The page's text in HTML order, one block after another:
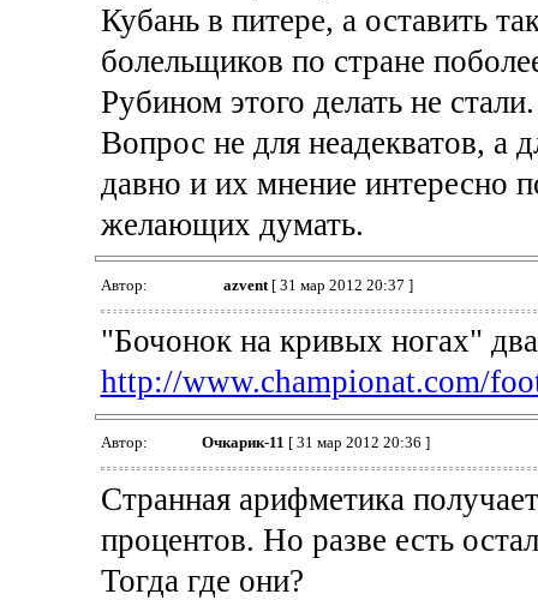
Кубань в питере, а оставить
болельщиков по стране
Рубином этого делать не
Вопрос не для неадекватов,
давно и их мнение интересно
желающих думать.
Автор: azvent[ 31 мар 2012 20:37 ]
"Бочонок на кривых ногах"
http://www.championat.com/
Автор: Очкарик-11 [ 31 мар 2012 20:36 ]
Странная арифметика
процентов. Но разве есть
Тогда где они?